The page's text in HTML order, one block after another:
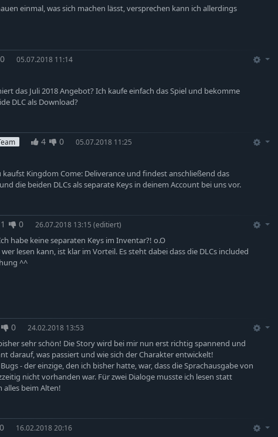
einmal, was sich machen lässt, versprechen kann ich allerdings
0 05.07.2018 11:14
das Juli 2018 Angebot? Ich kaufe einfach das Spiel und bekomme
DLC als Download?
4 0 05.07.2018 11:25
kaufst Kingdom Come: Deliverance und findest anschließend das
die beiden DLCs als separate Keys in deinem Account bei uns vor.
1 0 26.07.2018 13:15 (editiert)
habe keine separaten Keys im Inventar?! o.O
lesen kann, ist klar im Vorteil. Es steht dabei dass die DLCs included
^^
0 24.02.2018 13:53
sehr schön! Die Story wird bei mir nun erst richtig spannend und
darauf, was passiert und wie sich der Charakter entwickelt!
- der einzige, den ich bisher hatte, war, dass die Sprachausgabe von
nicht vorhanden war. Für zwei Dialoge musste ich lesen statt
alles beim Alten!
0 16.02.2018 20:16